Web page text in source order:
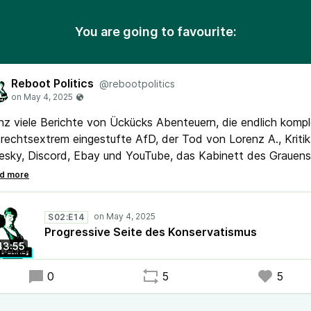
You are going to favourite:
Reboot Politics @rebootpolitics
viele Berichte von Ückücks Abenteuern, die endlich
eingestufte AfD, der Tod von Lorenz A.,
Discord, Ebay und YouTube, das Kabinett des Grauens
viele Themen mehr gibt es in der neuen Folge Reboot
Hinweis: In der nächsten Folge wollen wir eure Themen
Schickt uns gern eure aufgearbeiteten Themen als
an rebootpolitics@posteo.de.
S02:E14
Progressive Seite des Konservatismus
0 5 5